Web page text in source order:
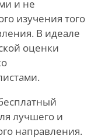
и не
изучения того
В идеале
оценки
лучшего и
направления.